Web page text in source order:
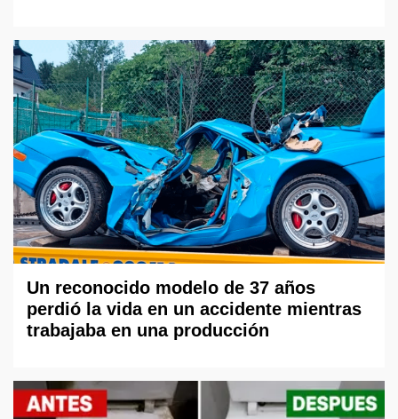
Un reconocido modelo de 37 años
perdió la vida en un accidente mientras
trabajaba en una producción